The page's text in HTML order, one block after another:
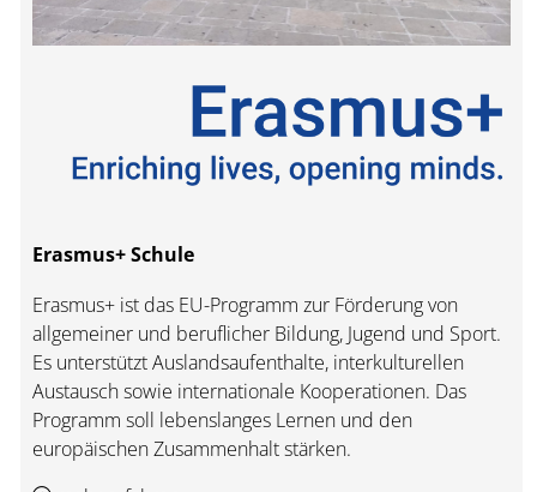
Erasmus+ Schule
Erasmus+ ist das EU-Programm zur Förderung von
allgemeiner und beruflicher Bildung, Jugend und Sport.
Es unterstützt Auslandsaufenthalte, interkulturellen
Austausch sowie internationale Kooperationen. Das
Programm soll lebenslanges Lernen und den
europäischen Zusammenhalt stärken.